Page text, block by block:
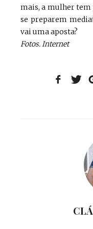
mais, a mulher tem
se preparem
vai uma aposta?
Fotos. Internet